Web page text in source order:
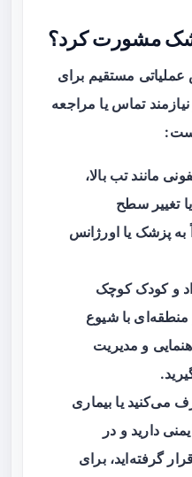
مشورت کرد؟
مستقیم برای
تماس یا مراجعه
مانند تب بالا،
تغییر سطح
به پزشک یا اورژانس
و کودک کوچک
منطقه‌ای با شیوع
و مدیریت
می‌کنید یا بیماری
دارید و در
گرفته‌اید، برای